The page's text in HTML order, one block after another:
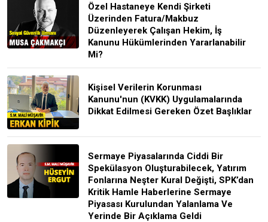
Özel Hastaneye Kendi Şirketi
Üzerinden Fatura/Makbuz
Düzenleyerek Çalışan Hekim, İş
Kanunu Hükümlerinden Yararlanabilir
Mi?
Kişisel Verilerin Korunması
Kanunu'nun (KVKK) Uygulamalarında
Dikkat Edilmesi Gereken Özet Başlıklar
Sermaye Piyasalarında Ciddi Bir
Spekülasyon Oluşturabilecek, Yatırım
Fonlarına Neşter Kural Değişti, SPK’dan
Kritik Hamle Haberlerine Sermaye
Piyasası Kurulundan Yalanlama Ve
Yerinde Bir Açıklama Geldi